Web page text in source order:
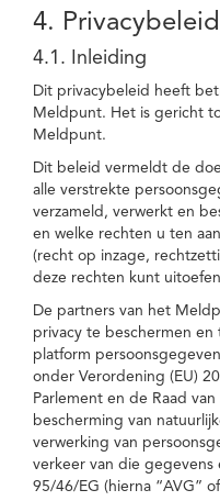
4. Privacybeleid
4.1. Inleiding
Dit privacybeleid heeft
Meldpunt. Het is gericht
Meldpunt.
Dit beleid vermeldt de
alle verstrekte
verzameld, verwerkt en
en welke rechten u ten
(recht op inzage,
deze rechten kunt
De partners van het
privacy te beschermen
platform
onder Verordening (EU)
Parlement en de Raad
bescherming van
verwerking van
verkeer van die gegevens
95/46/EG (hierna “AVG” of